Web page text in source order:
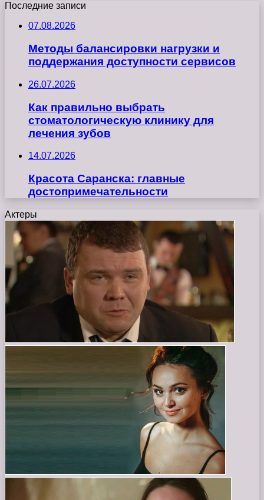
Последние записи
07.08.2026
Методы балансировки нагрузки и
поддержания доступности сервисов
26.07.2026
Как правильно выбрать
стоматологическую клинику для
лечения зубов
14.07.2026
Красота Саранска: главные
достопримечательности
Актеры